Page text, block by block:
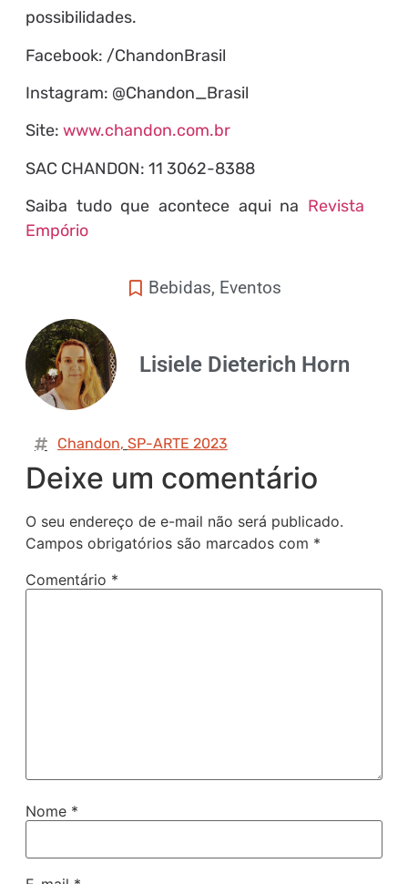
possibilidades.
Facebook: /ChandonBrasil
Instagram: @Chandon_Brasil
Site: www.chandon.com.br
SAC CHANDON: 11 3062-8388
Saiba tudo que acontece aqui na Revista
Empório
Bebidas, Eventos
Lisiele Dieterich Horn
Chandon, SP-ARTE 2023
Deixe um comentário
O seu endereço de e-mail não será publicado.
Campos obrigatórios são marcados com *
Comentário *
Nome *